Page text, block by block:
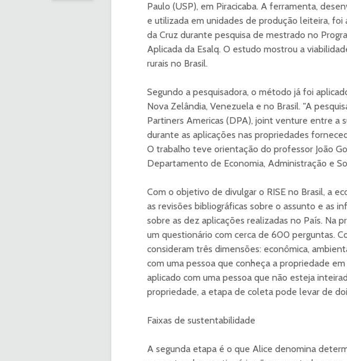
Paulo (USP), em Piracicaba. A ferramenta,
e utilizada em unidades de produção leiteira,
da Cruz durante pesquisa de mestrado no
Aplicada da Esalq. O estudo mostrou a
rurais no Brasil.
Segundo a pesquisadora, o método já foi
Nova Zelândia, Venezuela e no Brasil. "A
Partiners Americas (DPA), joint venture entre a
durante as aplicações nas propriedades
O trabalho teve orientação do professor João
Departamento de Economia, Administração e
Com o objetivo de divulgar o RISE no Brasil, a
as revisões bibliográficas sobre o assunto e as
sobre as dez aplicações realizadas no País. Na
um questionário com cerca de 600 perguntas.
consideram três dimensões: econômica,
com uma pessoa que conheça a propriedade
aplicado com uma pessoa que não esteja
propriedade, a etapa de coleta pode levar de
Faixas de sustentabilidade
A segunda etapa é o que Alice denomina